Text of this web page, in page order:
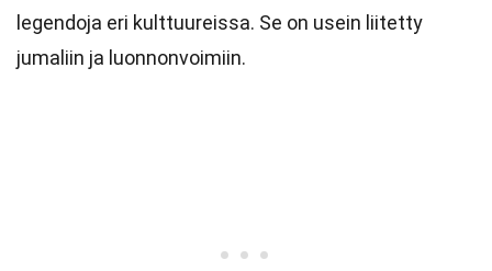
legendoja eri kulttuureissa. Se on usein liitetty
jumaliin ja luonnonvoimiin.